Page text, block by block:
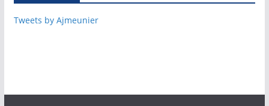
Tweets by Ajmeunier